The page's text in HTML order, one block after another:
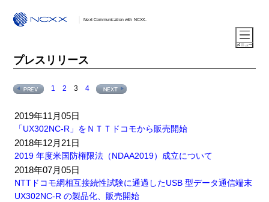
Next Communication with NCXX.
プレスリリース
1 2 3 4
2019年11月05日
「UX302NC-R」をＮＴＴドコモから販売開始
2018年12月21日
2019 年度米国防権限法（NDAA2019）成立について
2018年07月05日
NTTドコモ網相互接続性試験に通過したUSB 型データ通信端末
UX302NC-R の製品化、販売開始